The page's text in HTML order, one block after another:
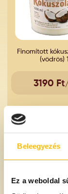
Beleegyezés
Ez a weboldal
Finomított
(vödrös) 1
3190 Ft